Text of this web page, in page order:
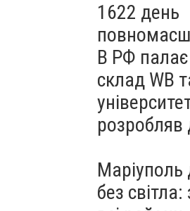
1622 день
В РФ
склад WB
розробляв
Маріуполь
без